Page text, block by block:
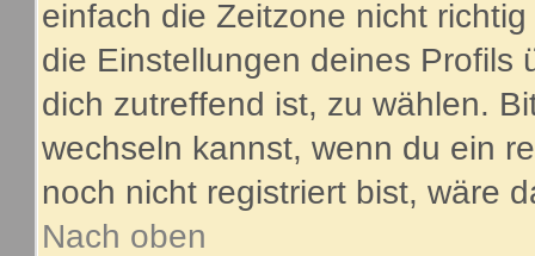
einfach die Zeitzone nicht
die Einstellungen deines Profils
dich zutreffend ist, zu wählen.
wechseln kannst, wenn du ein
noch nicht registriert bist, wäre
Nach oben